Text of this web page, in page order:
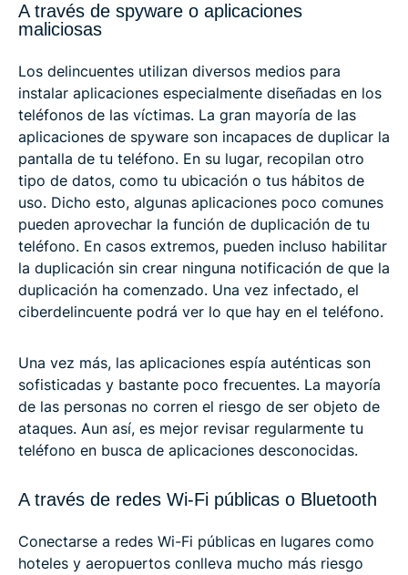
A través de spyware o aplicaciones
maliciosas
Los delincuentes utilizan diversos medios para
instalar aplicaciones especialmente diseñadas en los
teléfonos de las víctimas. La gran mayoría de las
aplicaciones de spyware son incapaces de duplicar la
pantalla de tu teléfono. En su lugar, recopilan otro
tipo de datos, como tu ubicación o tus hábitos de
uso. Dicho esto, algunas aplicaciones poco comunes
pueden aprovechar la función de duplicación de tu
teléfono. En casos extremos, pueden incluso habilitar
la duplicación sin crear ninguna notificación de que la
duplicación ha comenzado. Una vez infectado, el
ciberdelincuente podrá ver lo que hay en el teléfono.
Una vez más, las aplicaciones espía auténticas son
sofisticadas y bastante poco frecuentes. La mayoría
de las personas no corren el riesgo de ser objeto de
ataques. Aun así, es mejor revisar regularmente tu
teléfono en busca de aplicaciones desconocidas.
A través de redes Wi-Fi públicas o Bluetooth
Conectarse a redes Wi-Fi públicas en lugares como
hoteles y aeropuertos conlleva mucho más riesgo